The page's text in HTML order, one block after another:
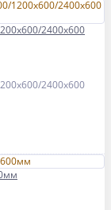
2400x600
2400x600